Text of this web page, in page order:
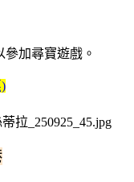
加尋寶遊戲。